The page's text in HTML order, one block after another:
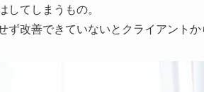
してしまうもの。
ず改善できていないとクライアント